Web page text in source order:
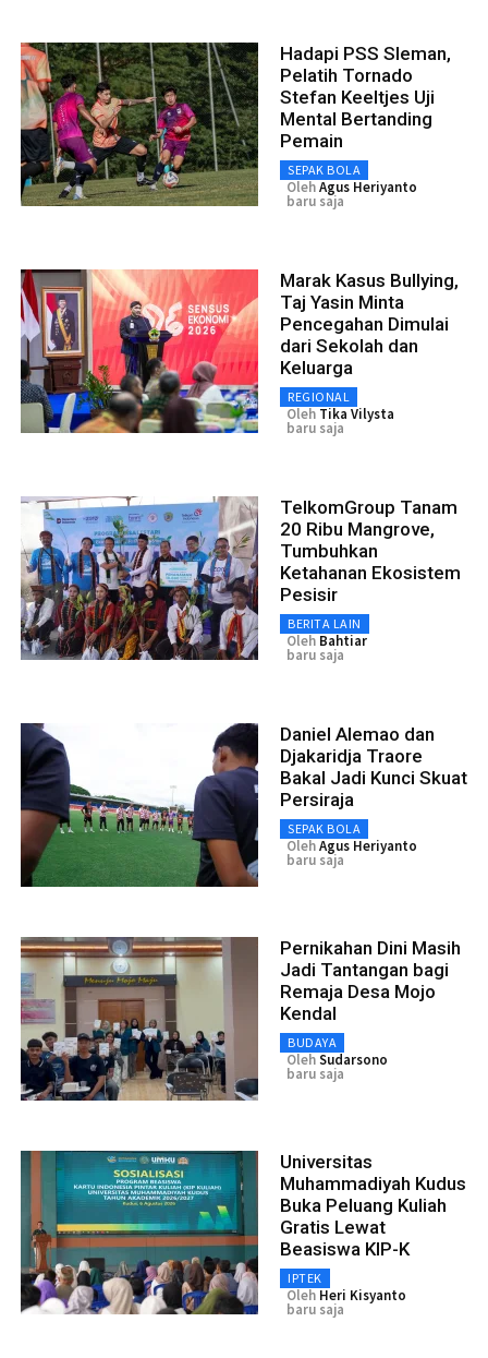
Hadapi PSS Sleman,
Pelatih Tornado
Stefan Keeltjes Uji
Mental Bertanding
Pemain
SEPAK BOLA
OlehAgus Heriyanto
baru saja
Marak Kasus Bullying,
Taj Yasin Minta
Pencegahan Dimulai
dari Sekolah dan
Keluarga
REGIONAL
Oleh Tika Vilysta
baru saja
TelkomGroup Tanam
20 Ribu Mangrove,
Tumbuhkan
Ketahanan Ekosistem
Pesisir
BERITA LAIN
Oleh Bahtiar
baru saja
Daniel Alemao dan
Djakaridja Traore
Bakal Jadi Kunci Skuat
Persiraja
SEPAK BOLA
OlehAgus Heriyanto
baru saja
Pernikahan Dini Masih
Jadi Tantangan bagi
Remaja Desa Mojo
Kendal
BUDAYA
OlehSudarsono
baru saja
Universitas
Muhammadiyah Kudus
Buka Peluang Kuliah
Gratis Lewat
Beasiswa KIP-K
IPTEK
Oleh Heri Kisyanto
baru saja